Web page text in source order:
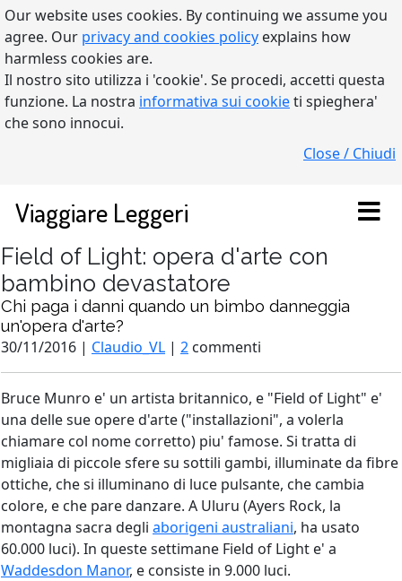
Our website uses cookies. By continuing we assume you
agree. Our privacy and cookies policy explains how
harmless cookies are.
Il nostro sito utilizza i 'cookie'. Se procedi, accetti questa
funzione. La nostra informativa sui cookieti spieghera'
che sono innocui.
Close / Chiudi
Viaggiare Leggeri
Field of Light: opera d'arte con
bambino devastatore
Chi paga i danni quando un bimbo danneggia
un'opera d'arte?
30/11/2016 | Claudio_VL | 2 commenti
Bruce Munro e' un artista britannico, e "Field of Light" e'
una delle sue opere d'arte ("installazioni", a volerla
chiamare col nome corretto) piu' famose. Si tratta di
migliaia di piccole sfere su sottili gambi, illuminate da fibre
ottiche, che si illuminano di luce pulsante, che cambia
colore, e che pare danzare. A Uluru (Ayers Rock, la
montagna sacra degli aborigeni australiani, ha usato
60.000 luci). In queste settimane Field of Light e' a
Waddesdon Manor, e consiste in 9.000 luci.